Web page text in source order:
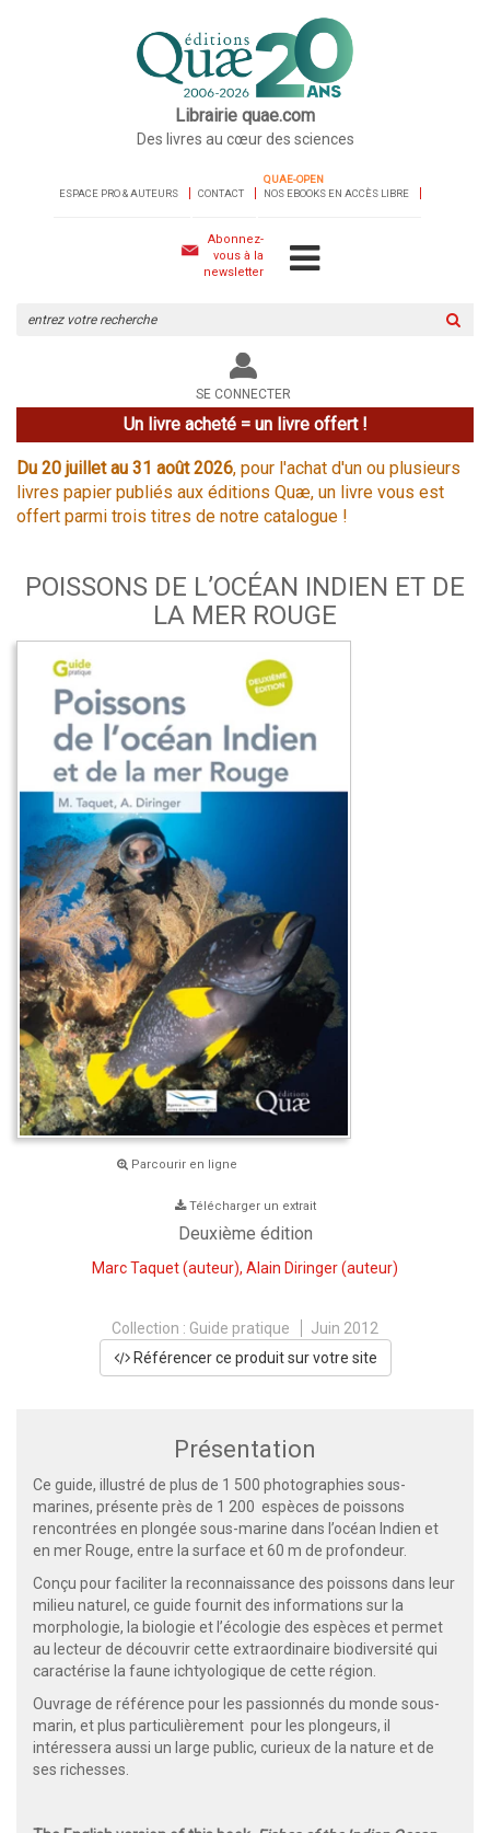
Librairie quae.com
Des livres au cœur des sciences
ESPACE PRO & AUTEURS CONTACT
QUAE-OPEN
NOS EBOOKS EN ACCÈS LIBRE
Abonnez-
vous à la
newsletter
le
site
SE CONNECTER
Un livre acheté = un livre offert !
Du 20 juillet au 31 août 2026, pour l'achat d'un ou plusieurs
livres papier publiés aux éditions Quæ, un livre vous est
offert parmi trois titres de notre catalogue !
POISSONS DE L’OCÉAN INDIEN ET DE
LA MER ROUGE
Parcourir en ligne
Télécharger un extrait
Deuxième édition
Marc Taquet(auteur), Alain Diringer(auteur)
Collection : Guide pratique
Juin 2012
Référencer ce produit sur votre site
Présentation
Ce guide, illustré de plus de 1 500 photographies sous-
marines, présente près de 1 200 espèces de poissons
rencontrées en plongée sous-marine dans l’océan Indien et
en mer Rouge, entre la surface et 60 m de profondeur.
Conçu pour faciliter la reconnaissance des poissons dans leur
milieu naturel, ce guide fournit des informations sur la
morphologie, la biologie et l’écologie des espèces et permet
au lecteur de découvrir cette extraordinaire biodiversité qui
caractérise la faune ichtyologique de cette région.
Ouvrage de référence pour les passionnés du monde sous-
marin, et plus particulièrement pour les plongeurs, il
intéressera aussi un large public, curieux de la nature et de
ses richesses.